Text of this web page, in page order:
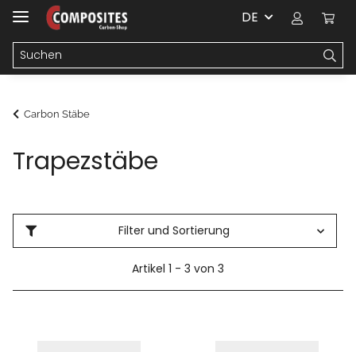
DE
Carbon Stäbe
Trapezstäbe
Filter und Sortierung
Artikel 1 - 3 von 3